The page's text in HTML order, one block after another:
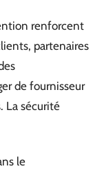
renforcent
partenaires
de fournisseur
La sécurité
le